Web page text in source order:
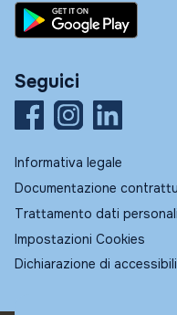
Seguici
Informativa legale
Documentazione
Trattamento dati personali
Impostazioni Cookies
Dichiarazione di